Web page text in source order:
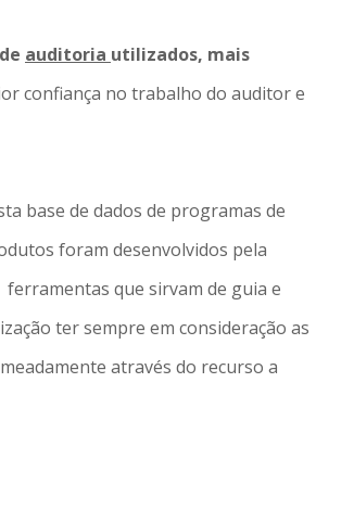
auditoria utilizados, mais
confiança no trabalho do auditor e
base de dados de programas de
foram desenvolvidos pela
que sirvam de guia e
ter sempre em consideração as
através do recurso a